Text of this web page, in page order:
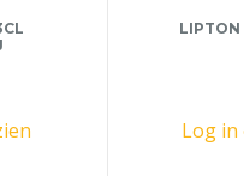
LIPTON
Log in